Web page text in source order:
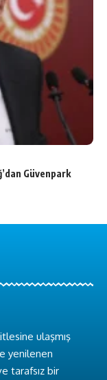
Güvenpark
ulaşmış
yenilenen
tarafsız bir